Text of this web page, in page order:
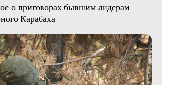
о приговорах бывшим лидерам
Карабаха